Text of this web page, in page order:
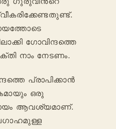
ഗോവിന്ദത്തെ
നാം നേടണം.
പ്രാപിക്കാൻ
ഒരു
ആവശ്യമാണ്.